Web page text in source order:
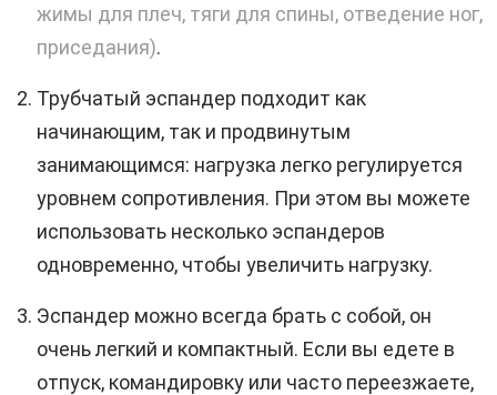
жимы для плеч, тяги для спины, отведение ног,
приседания).
Трубчатый эспандер подходит как
начинающим, так и продвинутым
занимающимся: нагрузка легко регулируется
уровнем сопротивления. При этом вы можете
использовать несколько эспандеров
одновременно, чтобы увеличить нагрузку.
Эспандер можно всегда брать с собой, он
очень легкий и компактный. Если вы едете в
отпуск, командировку или часто переезжаете,